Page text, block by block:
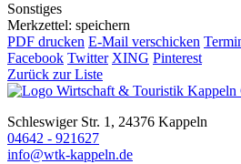
Sonstiges
Merkzettel: speichern
PDF drucken E-Mail verschicken
Facebook Twitter XING Pinterest
Zurück zur Liste
Schleswiger Str. 1, 24376 Kappeln
04642 - 921627
info@wtk-kappeln.de